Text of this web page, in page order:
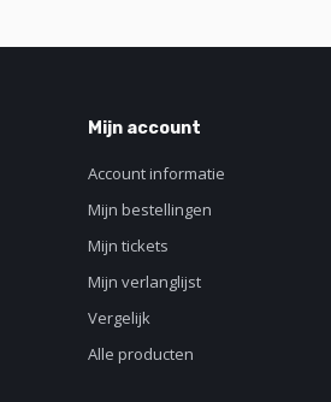
Mijn account
Account informatie
Mijn bestellingen
Mijn tickets
Mijn verlanglijst
Vergelijk
Alle producten